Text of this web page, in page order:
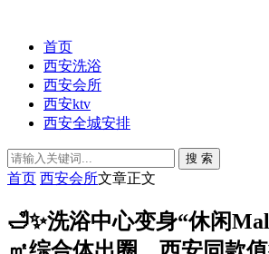
首页
西安洗浴
西安会所
西安ktv
西安全城安排
搜 索
首页 西安会所文章正文
🛁✨洗浴中心变身“休闲